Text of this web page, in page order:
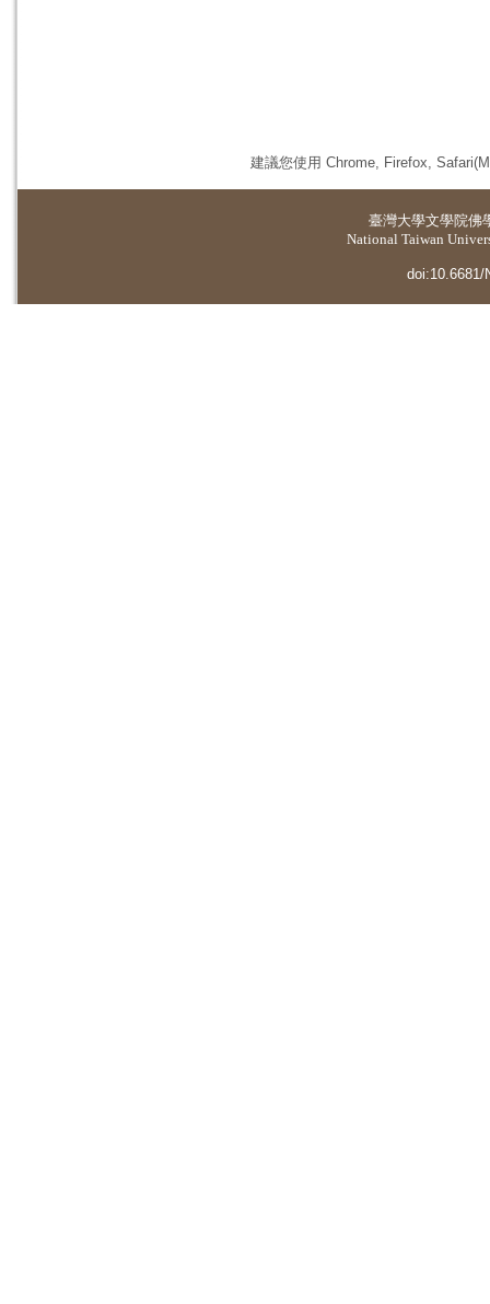
建議您使用 Chrome, Firefox,
臺灣大學文學院佛
National Taiwan
doi:10.6681/